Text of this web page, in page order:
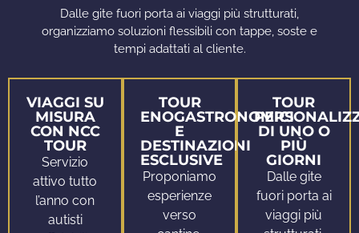
Dalle gite fuori porta ai viaggi più strutturati,
organizziamo soluzioni flessibili con tappe, soste e
tempi adattati al cliente.
VIAGGI SU
MISURA
CON NCC
TOUR
Servizio
attivo tutto
l’anno con
autisti
TOUR
ENOGASTRONOMICI
E
DESTINAZIONI
ESCLUSIVE
Proponiamo
esperienze
verso
TOUR
DI UNO O
PIÙ
GIORNI
Dalle gite
fuori porta ai
viaggi più